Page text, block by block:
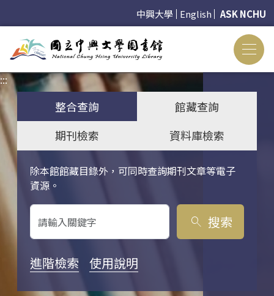
中興大學 English ASK NCHU
:::
整合查詢
館藏查詢
期刊檢索
資料庫檢索
除本館館藏目錄外，可同時查詢期刊文章等電子
資源。
關鍵字搜尋
search 搜索
進階檢索 使用說明